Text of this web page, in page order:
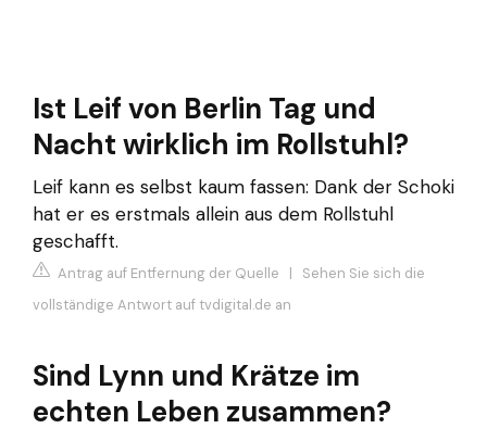
Ist Leif von Berlin Tag und
Nacht wirklich im Rollstuhl?
Leif kann es selbst kaum fassen: Dank der Schoki
hat er es erstmals allein aus dem Rollstuhl
geschafft.
Antrag auf Entfernung der Quelle | Sehen Sie sich die
vollständige Antwort auf tvdigital.de an
Sind Lynn und Krätze im
echten Leben zusammen?